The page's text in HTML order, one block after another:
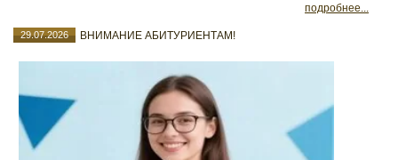
подробнее...
29.07.2026 ВНИМАНИЕ АБИТУРИЕНТАМ!